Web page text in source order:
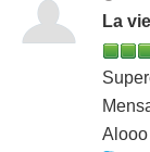
La
Alooo